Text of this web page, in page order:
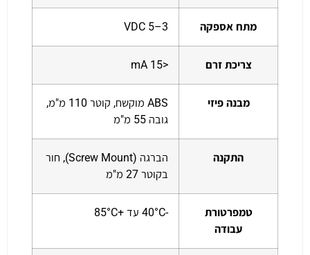
מתח אספקה 3–5 VDC
צריכת זרם <15 mA
מבנה פיזי
ABS מוקשח, קוטר 110 מ"מ,
גובה 55 מ"מ
התקנה
הברגה (Screw Mount), חור
בקוטר 27 מ"מ
טמפרטורת
עבודה
-40°C עד +85°C